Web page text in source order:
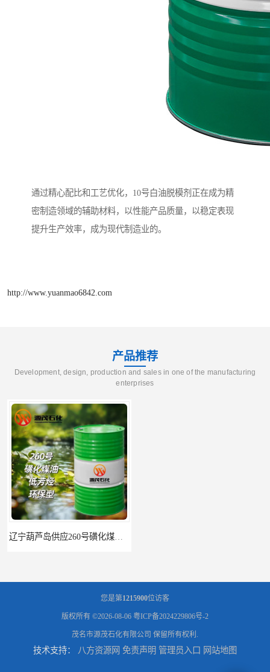
通过精心配比和工艺优化，10号白油脱模剂正在成为精
密制造领域的辅助材料，以性能产品质量，以稳定表现
提升生产效率，成为现代制造业的。
http://www.yuanmao6842.com
产品推荐
Development, design, production and sales in one of the manufacturing
enterprises
您是第1215900位访客
版权所有 ©2026-08-06 粤ICP备2024229806号-2
茂名市源茂石化有限公司 保留所有权利.
技术支持： 八方资源网 免责声明 管理员入口 网站地图